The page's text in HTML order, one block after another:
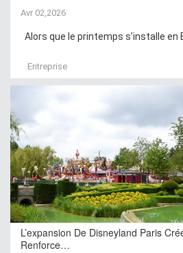
Avr 02,2026
Alors que le printemps s’installe en
Entreprise
L’expansion De Disneyland Paris
Renforce…